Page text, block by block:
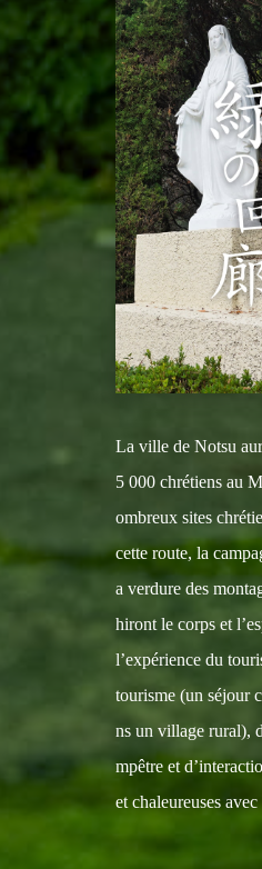
La ville de Notsu
5 000 chrétiens au
ombreux sites
cette route, la
a verdure des
hiront le corps et
l’expérience du
tourisme (un séjour
ns un village rural),
mpêtre et
et chaleureuses